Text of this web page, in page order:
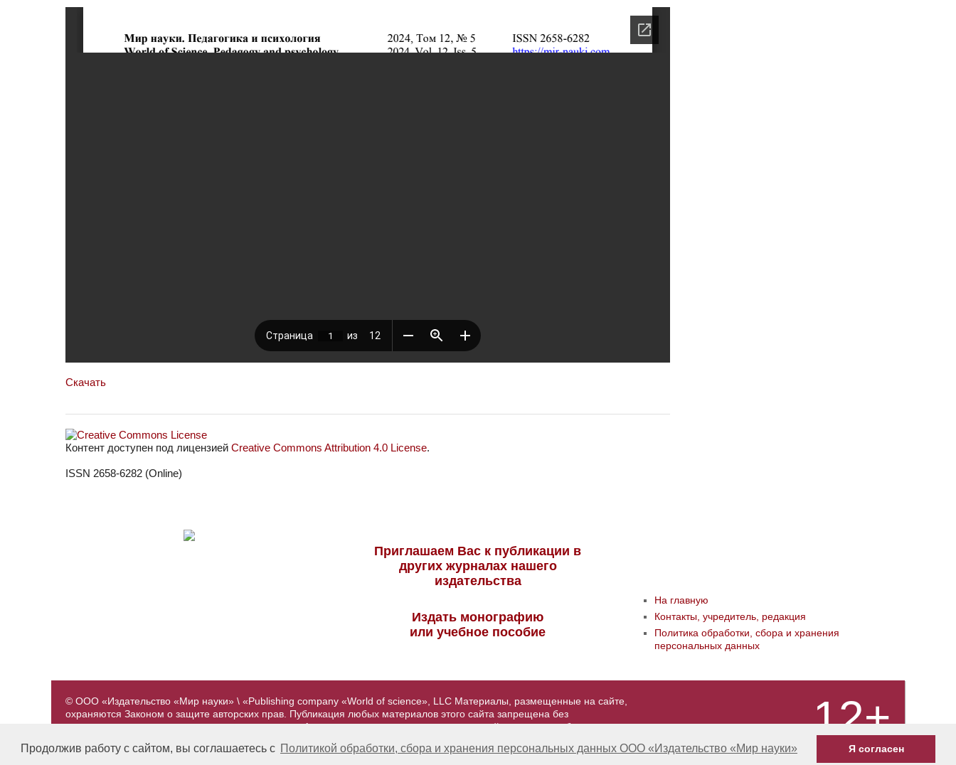
Продолжив работу с сайтом, вы соглашаетесь с Политикой обработки, сбора и хранения персональных данных ООО «Издательство «Мир науки» Я согласен
Скачать
Контент доступен под лицензией Creative Commons Attribution 4.0 License.
ISSN 2658-6282 (Online)
Приглашаем Вас к публикации в
других журналах нашего
издательства
Издать монографию
или учебное пособие
На главную
Контакты, учредитель, редакция
Политика обработки, сбора и хранения
персональных данных
© ООО «Издательство «Мир науки» \ «Publishing company «World of science», LLC Материалы, размещенные на сайте,
охраняются Законом о защите авторских прав. Публикация любых материалов этого сайта запрещена без
предварительного согласования с издательством. Авторские права на размещенные на сайте научные публикации
12+